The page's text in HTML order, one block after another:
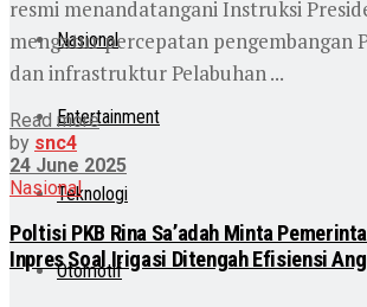
Nasional
Entertainment
Teknologi
Otomotif
resmi menandatangani Instruksi
mengatur percepatan pengembangan
dan infrastruktur Pelabuhan ...
Read more
by snc4
24 June 2025
Nasional
Poltisi PKB Rina Sa’adah Minta
Inpres Soal Irigasi Ditengah Efisiensi